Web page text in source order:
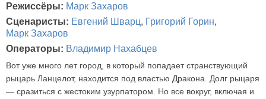
Режиссёры: Марк Захаров
Сценаристы: Евгений Шварц, Григорий Горин,
Марк Захаров
Операторы: Владимир Нахабцев
Вот уже много лет город, в который попадает странствующий
рыцарь Ланцелот, находится под властью Дракона. Долг рыцаря
— сразиться с жестоким узурпатором. Но все вокруг, включая и